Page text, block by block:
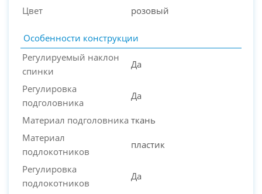
Цвет
розовый
Особенности конструкции
Регулируемый наклон
спинки
Да
Регулировка
подголовника
Да
Материал подголовника ткань
Материал
подлокотников
пластик
Регулировка
подлокотников
Да